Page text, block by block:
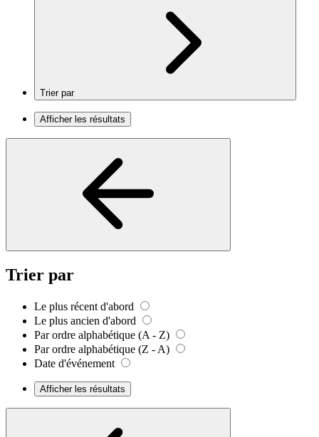
Trier par
Afficher les résultats
Trier par
Le plus récent d'abord
Le plus ancien d'abord
Par ordre alphabétique (A - Z)
Par ordre alphabétique (Z - A)
Date d'événement
Afficher les résultats